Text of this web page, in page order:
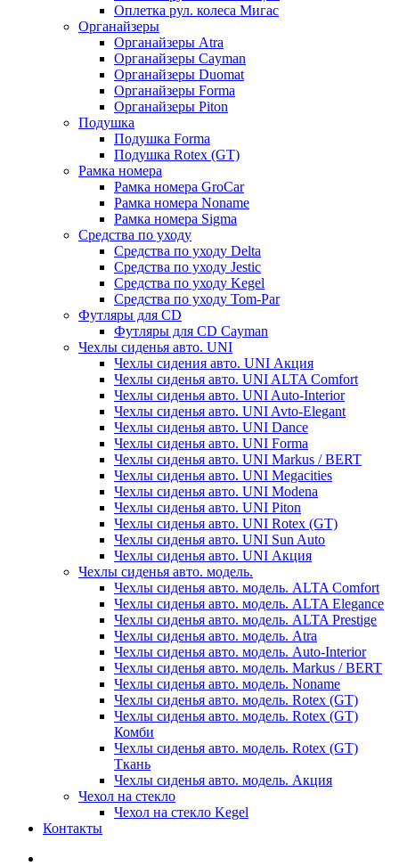
Оплетка рул. колеса Мигас
Органайзеры
Органайзеры Atra
Органайзеры Cayman
Органайзеры Duomat
Органайзеры Forma
Органайзеры Piton
Подушка
Подушка Forma
Подушка Rotex (GT)
Рамка номера
Рамка номера GroCar
Рамка номера Noname
Рамка номера Sigma
Средства по уходу
Средства по уходу Delta
Средства по уходу Jestic
Средства по уходу Kegel
Средства по уходу Tom-Par
Футляры для CD
Футляры для CD Cayman
Чехлы сиденья авто. UNI
Чехлы сидения авто. UNI Акция
Чехлы сиденья авто. UNI ALTA Comfort
Чехлы сиденья авто. UNI Auto-Interior
Чехлы сиденья авто. UNI Avto-Elegant
Чехлы сиденья авто. UNI Dance
Чехлы сиденья авто. UNI Forma
Чехлы сиденья авто. UNI Markus / BERT
Чехлы сиденья авто. UNI Megacities
Чехлы сиденья авто. UNI Modena
Чехлы сиденья авто. UNI Piton
Чехлы сиденья авто. UNI Rotex (GT)
Чехлы сиденья авто. UNI Sun Auto
Чехлы сиденья авто. UNI Акция
Чехлы сиденья авто. модель.
Чехлы сиденья авто. модель. ALTA Comfort
Чехлы сиденья авто. модель. ALTA Elegance
Чехлы сиденья авто. модель. ALTA Prestige
Чехлы сиденья авто. модель. Atra
Чехлы сиденья авто. модель. Auto-Interior
Чехлы сиденья авто. модель. Markus / BERT
Чехлы сиденья авто. модель. Noname
Чехлы сиденья авто. модель. Rotex (GT)
Чехлы сиденья авто. модель. Rotex (GT)
Комби
Чехлы сиденья авто. модель. Rotex (GT)
Ткань
Чехлы сиденья авто. модель. Акция
Чехол на стекло
Чехол на стекло Kegel
Контакты